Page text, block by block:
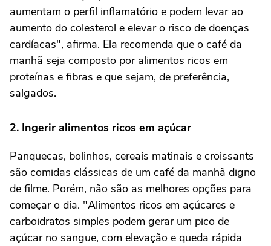
aumentam o perfil inflamatório e podem levar ao
aumento do colesterol e elevar o risco de doenças
cardíacas", afirma. Ela recomenda que o café da
manhã seja composto por alimentos ricos em
proteínas e fibras e que sejam, de preferência,
salgados.
2. Ingerir alimentos ricos em açúcar
Panquecas, bolinhos, cereais matinais e croissants
são comidas clássicas de um café da manhã digno
de filme. Porém, não são as melhores opções para
começar o dia. "Alimentos ricos em açúcares e
carboidratos simples podem gerar um pico de
açúcar no sangue, com elevação e queda rápida